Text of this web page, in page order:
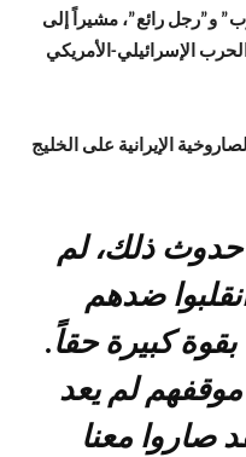
و”رجل رائع”، مشيراً إلى
الإسرائيلي-الأمريكي
الإيرانية على الخليج
حدوث ذلك، لم
ضدهم
بقوة كبيرة حقاً.
موقفهم لم يعد
صاروا معنا